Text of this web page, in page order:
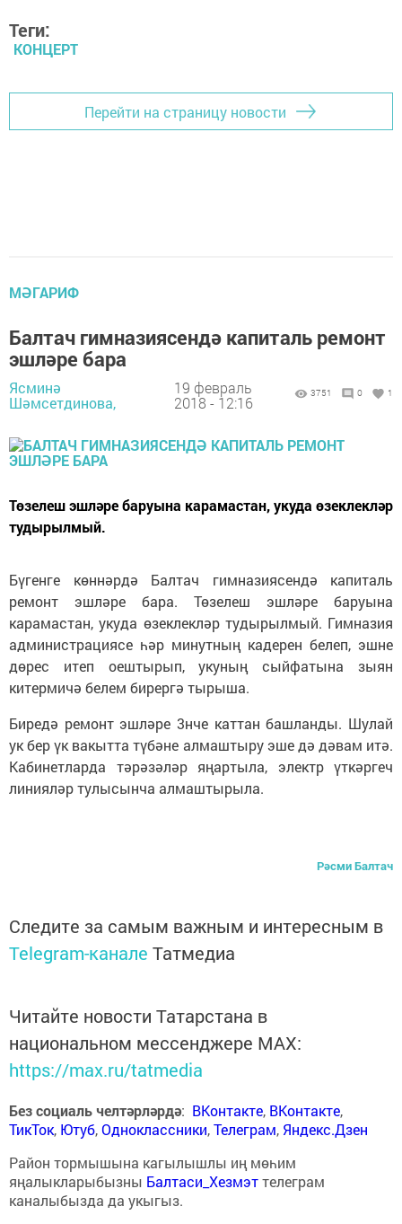
Теги:
КОНЦЕРТ
Перейти на страницу новости
МӘГАРИФ
Балтач гимназиясендә капиталь ремонт
эшләре бара
Ясминә
Шәмсетдинова,
19 февраль
2018 - 12:16
3751 0 1
Төзелеш эшләре баруына карамастан, укуда өзеклекләр
тудырылмый.
Бүгенге көннәрдә Балтач гимназиясендә капиталь
ремонт эшләре бара. Төзелеш эшләре баруына
карамастан, укуда өзеклекләр тудырылмый. Гимназия
администрациясе һәр минутның кадерен белеп, эшне
дөрес итеп оештырып, укуның сыйфатына зыян
китермичә белем бирергә тырыша.
Биредә ремонт эшләре 3нче каттан башланды. Шулай
ук бер үк вакытта түбәне алмаштыру эше дә дәвам итә.
Кабинетларда тәрәзәләр яңартыла, электр үткәргеч
линияләр тулысынча алмаштырыла.
Рәсми Балтач
Следите за самым важным и интересным в
Telegram-канале Татмедиа
Читайте новости Татарстана в
национальном мессенджере MАХ:
https://max.ru/tatmedia
Без социаль челтәрләрдә: ВКонтакте, ВКонтакте,
ТикТок, Ютуб,Одноклассники,Телеграм, Яндекс.Дзен
Район тормышына кагылышлы иң мөһим
яңалыкларыбызны Балтаси_Хезмэттелеграм
каналыбызда да укыгыз.